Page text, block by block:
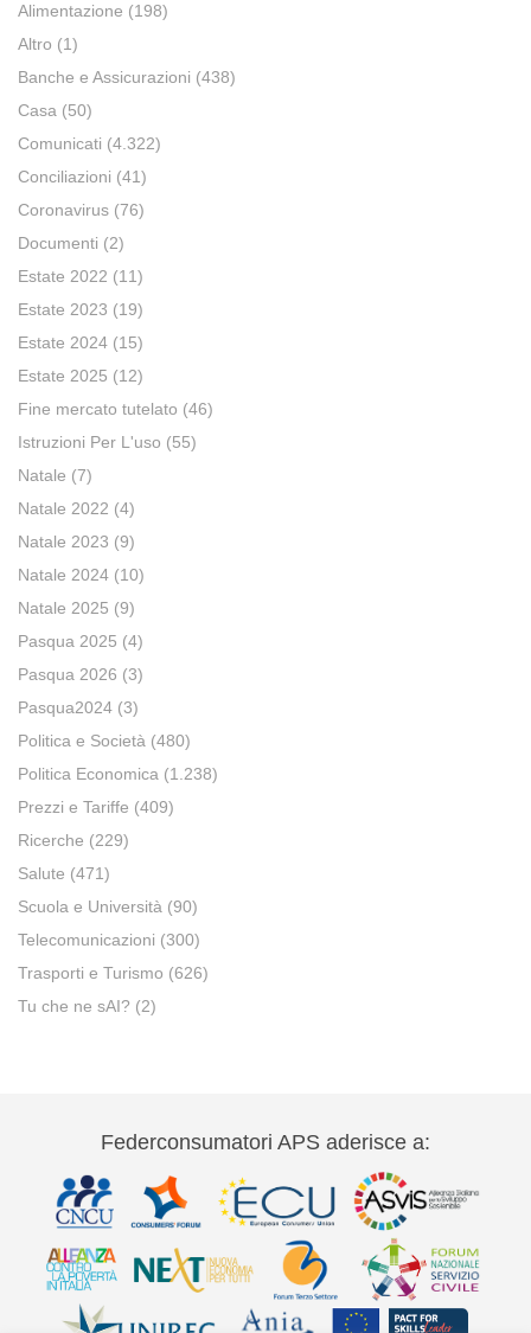
Alimentazione (198)
Altro (1)
Banche e Assicurazioni (438)
Casa (50)
Comunicati (4.322)
Conciliazioni (41)
Coronavirus (76)
Documenti (2)
Estate 2022 (11)
Estate 2023 (19)
Estate 2024 (15)
Estate 2025 (12)
Fine mercato tutelato (46)
Istruzioni Per L'uso (55)
Natale (7)
Natale 2022 (4)
Natale 2023 (9)
Natale 2024 (10)
Natale 2025 (9)
Pasqua 2025 (4)
Pasqua 2026 (3)
Pasqua2024 (3)
Politica e Società (480)
Politica Economica (1.238)
Prezzi e Tariffe (409)
Ricerche (229)
Salute (471)
Scuola e Università (90)
Telecomunicazioni (300)
Trasporti e Turismo (626)
Tu che ne sAI? (2)
Federconsumatori APS aderisce a: